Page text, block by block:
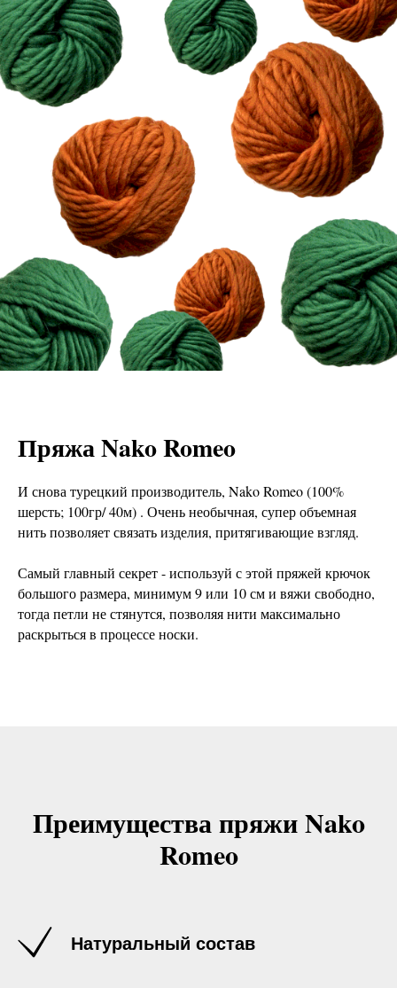
Пряжа Nako Romeo
И снова турецкий производитель, Nako Romeo (100%
шерсть; 100гр/ 40м) . Очень необычная, супер объемная
нить позволяет связать изделия, притягивающие взгляд.
Самый главный секрет - используй с этой пряжей крючок
большого размера, минимум 9 или 10 см и вяжи свободно,
тогда петли не стянутся, позволяя нити максимально
раскрыться в процессе носки.
Преимущества пряжи Nako
Romeo
Натуральный состав